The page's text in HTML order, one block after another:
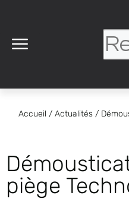
Accueil / Actualités/
piège